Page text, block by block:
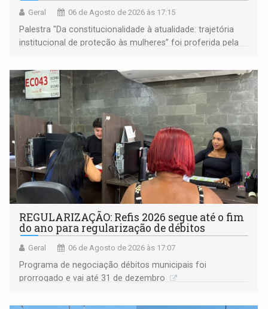
Geral 06 de Agosto de 2026 às 17:15
Palestra "Da constitucionalidade à atualidade: trajetória
institucional de proteção às mulheres” foi proferida pela
Goiás
REGULARIZAÇÃO: Refis 2026 segue até o fim
do ano para regularização de débitos
Geral 06 de Agosto de 2026 às 17:07
Programa de negociação débitos municipais foi
prorrogado e vai até 31 de dezembro